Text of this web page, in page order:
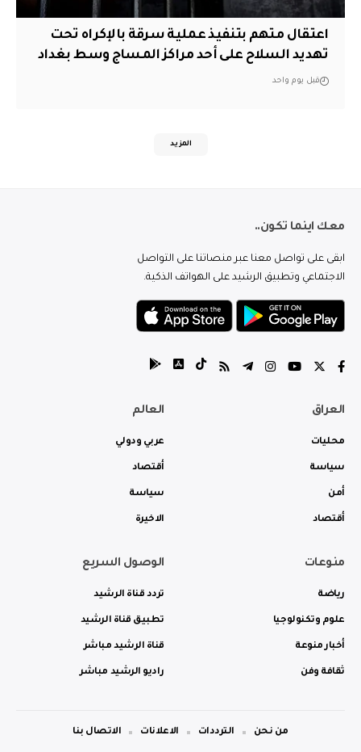
اعتقال متهم بتنفيذ عملية سرقة بالإكراه تحت
تهديد السلاح على أحد مراكز المساج وسط بغداد
قبل يوم واحد
المزيد
معك اينما تكون..
ابقى على تواصل معنا عبر منصاتنا على التواصل
الاجتماعي وتطبيق الرشيد على الهواتف الذكية.
العراق
محليات
سياسة
أمن
أقتصاد
العالم
عربي ودولي
أقتصاد
سياسة
الاخيرة
منوعات
رياضة
علوم وتكنولوجيا
أخبار منوعة
ثقافة وفن
الوصول السريع
تردد قناة الرشيد
تطبيق قناة الرشيد
قناة الرشيد مباشر
راديو الرشيد مباشر
من نحن الترددات الاعلانات الاتصال بنا